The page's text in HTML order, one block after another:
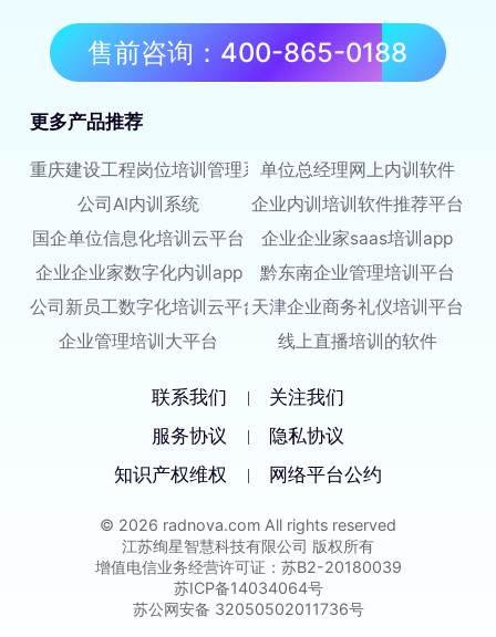
售前咨询：400-865-0188
更多产品推荐
重庆建设工程岗位培训管理系统单位总经理网上内训软件
公司AI内训系统
企业内训培训软件推荐平台
国企单位信息化培训云平台
企业企业家saas培训app
企业企业家数字化内训app
黔东南企业管理培训平台
公司新员工数字化培训云平台天津企业商务礼仪培训平台
企业管理培训大平台
线上直播培训的软件
联系我们 |
关注我们
服务协议
|
隐私协议
知识产权维权
| 网络平台公约
© 2026 radnova.com All rights reserved
江苏绚星智慧科技有限公司 版权所有
增值电信业务经营许可证：苏B2-20180039
苏ICP备14034064号
苏公网安备 32050502011736号